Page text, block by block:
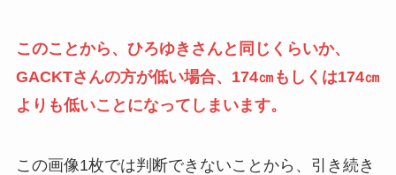
このことから、ひろゆきさんと同じくらいか、
GACKTさんの方が低い場合、174㎝もしくは174㎝
よりも低いことになってしまいます。
この画像1枚では判断できないことから、引き続き